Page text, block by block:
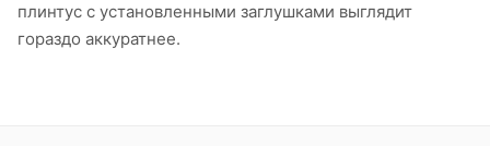
плинтус с установленными заглушками выглядит
гораздо аккуратнее.